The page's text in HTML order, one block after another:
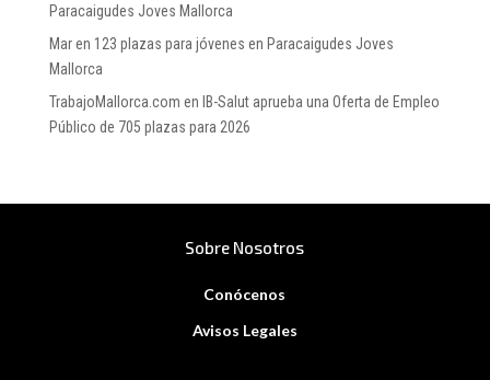
Paracaigudes Joves Mallorca
Maren 123 plazas para jóvenes en Paracaigudes Joves
Mallorca
TrabajoMallorca.com en IB-Salut aprueba una Oferta de Empleo
Público de 705 plazas para 2026
Sobre Nosotros
Conócenos
Avisos Legales